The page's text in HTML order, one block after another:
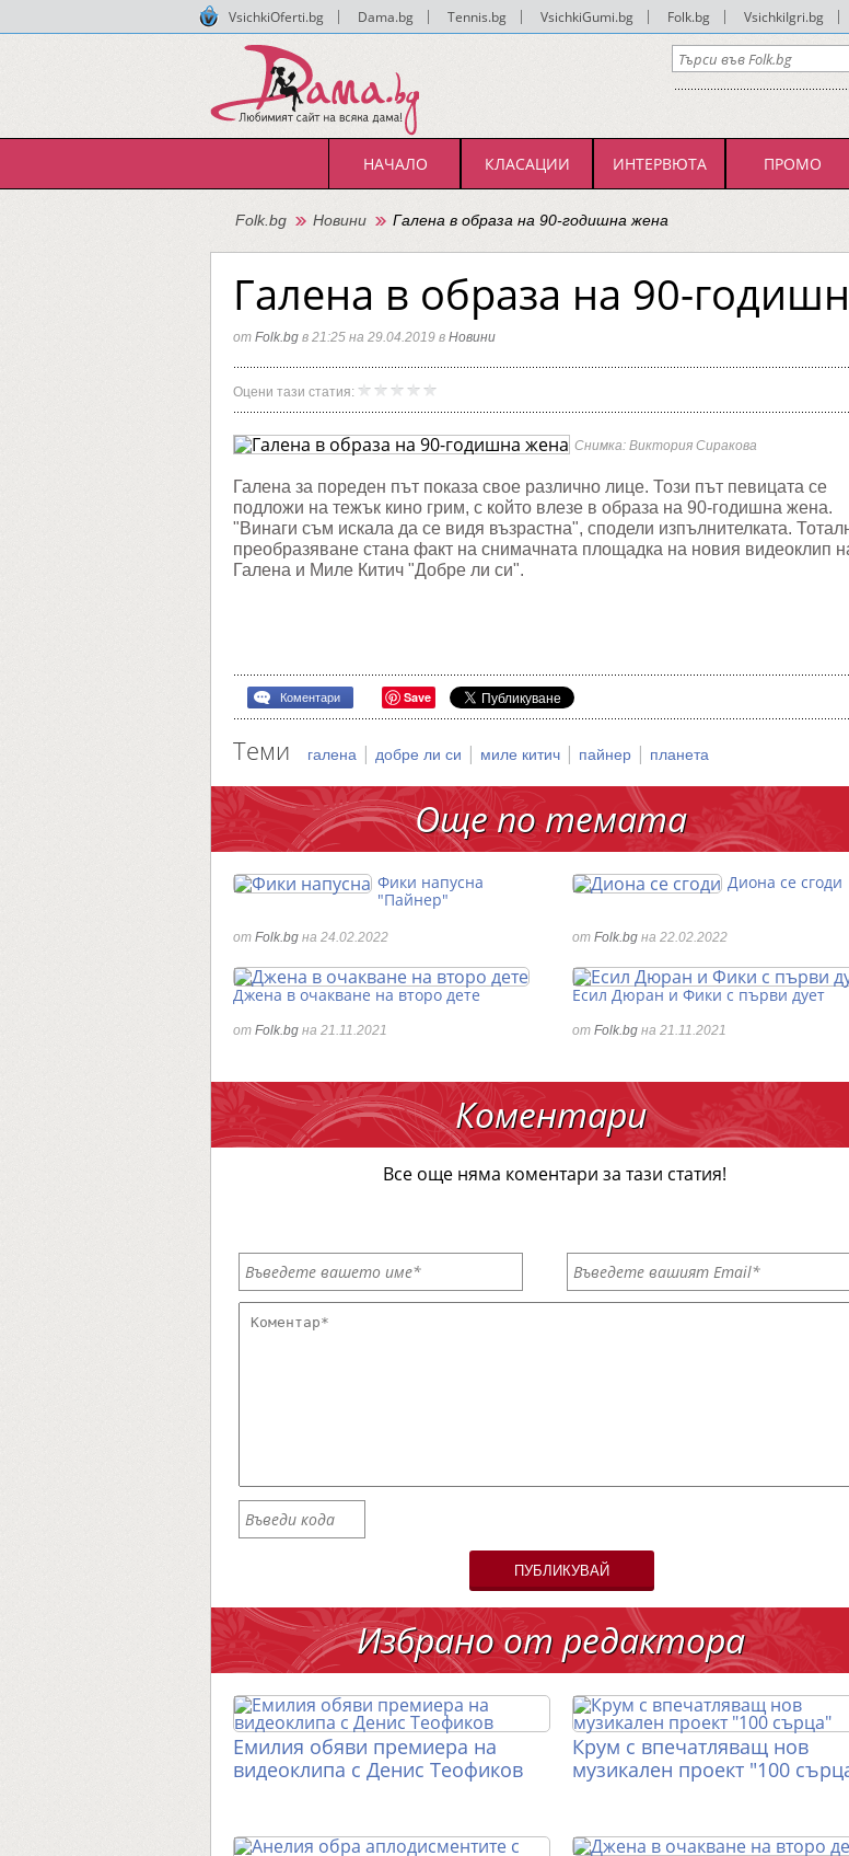
VsichkiOferti.bg Dama.bg Tennis.bg VsichkiGumi.bg Folk.bg VsichkiIgri.bg
НАЧАЛО КЛАСАЦИИ ИНТЕРВЮТА ПРОМО
Folk.bg Новини Галена в образа на 90-годишна жена
Галена в образа на 90-
от Folk.bg в 21:25 на 29.04.2019 в Новини
Оцени тази статия:
образа
на
90-
Снимка: Виктория Сиракова
Галена за пореден път показа свое различно лице. Този път певицата се
подложи на тежък кино грим, с който влезе в образа на 90-годишна жена.
"Винаги съм искала да се видя възрастна", сподели изпълнителката.
преобразяване стана факт на снимачната площадка на новия видеоклип
Галена и Миле Китич "Добре ли си".
Коментари Save
Теми галена | добре ли си | миле китич | пайнер | планета
Още по темата
Фики напусна
"Пайнер"
от Folk.bg на 24.02.2022
Диона се сгоди
от Folk.bg на 22.02.2022
Джена в очакване на второ дете
от Folk.bg на 21.11.2021
Есил Дюран и Фики с първи дует
от Folk.bg на 21.11.2021
Коментари
Все още няма коментари за тази статия!
ПУБЛИКУВАЙ
Избрано от редактора
Емилия обяви премиера на
видеоклипа с Денис Теофиков
Крум с впечатляващ нов
музикален проект "100